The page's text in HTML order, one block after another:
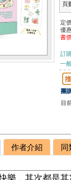
頁
定
優
書
訂
一
團
目
作者介紹 同